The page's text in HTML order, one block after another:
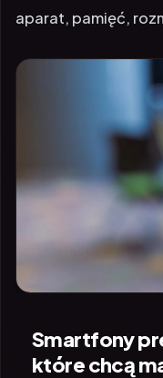
aparat, pamięć,
Smartfony
które chcą